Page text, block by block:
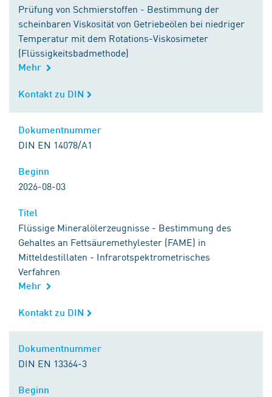
Prüfung von Schmierstoffen - Bestimmung der
scheinbaren Viskosität von Getriebeölen bei niedriger
Temperatur mit dem Rotations-Viskosimeter
(Flüssigkeitsbadmethode)
Mehr
Kontakt zu DIN
Kontakt zu DIN
Dokumentnummer
DIN EN 14078/A1
Beginn
2026-08-03
Titel
Flüssige Mineralölerzeugnisse - Bestimmung des
Gehaltes an Fettsäuremethylester (FAME) in
Mitteldestillaten - Infrarotspektrometrisches
Verfahren
Mehr
Kontakt zu DIN
Kontakt zu DIN
Dokumentnummer
DIN EN 13364-3
Beginn